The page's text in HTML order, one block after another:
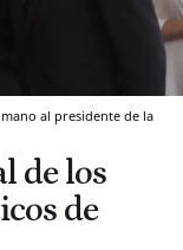
al presidente de la
de los
de